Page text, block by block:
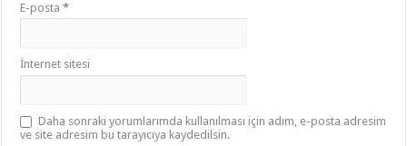
E-posta*
İnternet sitesi
Daha sonraki yorumlarımda kullanılması için adım, e-posta adresim
ve site adresim bu tarayıcıya kaydedilsin.